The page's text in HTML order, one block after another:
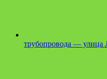
трубопровода — улица